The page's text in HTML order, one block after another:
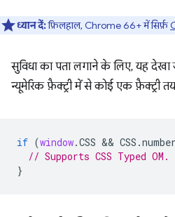
ध्यान दें:फ़िलहाल, Chrome 66+ में सिर्फ़
सुविधा का पता लगाने के लिए, यह
न्यूमेरिक फ़ैक्ट्री में से कोई एक फ़ैक्ट्री
if (window.CSS && CSS .number
// Supports CSS Typed OM.
}